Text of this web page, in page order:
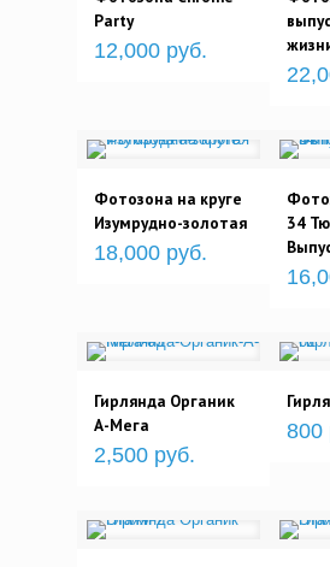
Party
12,000 руб.
Фотозона на круге
Изумрудно-золотая
18,000 руб.
34
Гирлянда Органик
А-Мега
2,500 руб.
800